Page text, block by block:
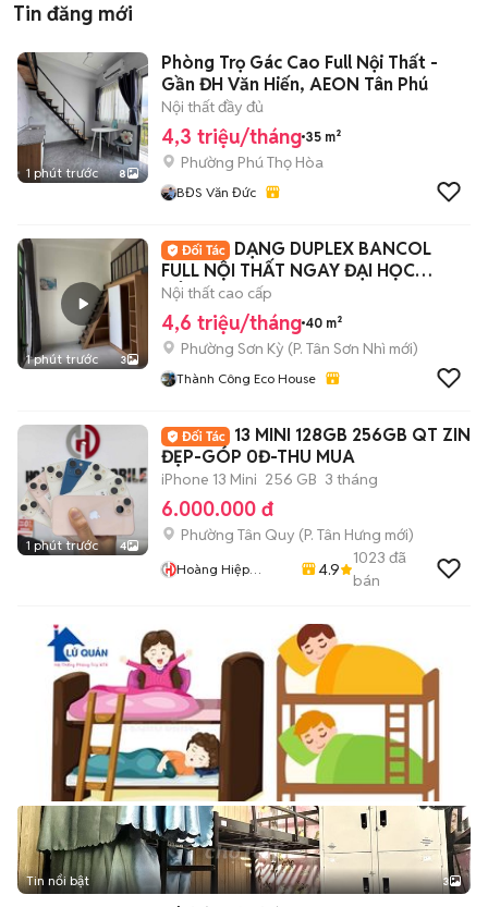
Tin đăng mới
1 phút trước 8
Phòng Trọ Gác Cao Full Nội Thất -
Gần ĐH Văn Hiến, AEON Tân Phú
Nội thất đầy đủ
4,3 triệu/tháng 35 m²
Phường Phú Thọ Hòa
BĐS Văn Đức
1 phút trước 3
DẠNG DUPLEX BANCOL
FULL NỘI THẤT NGAY ĐẠI HỌC
CÔNG THƯƠNG - AEON TP
Nội thất cao cấp
4,6 triệu/tháng 40 m²
Phường Sơn Kỳ (P. Tân Sơn Nhì mới)
Thành Công Eco House
1 phút trước 4
13 MINI 128GB 256GB QT ZIN
ĐẸP-GÓP 0Đ-THU MUA
iPhone 13 Mini 256 GB 3 tháng
6.000.000 đ
Phường Tân Quy (P. Tân Hưng mới)
Hoàng Hiệp
4.9
1023 đã
bán
Tin nổi bật 3